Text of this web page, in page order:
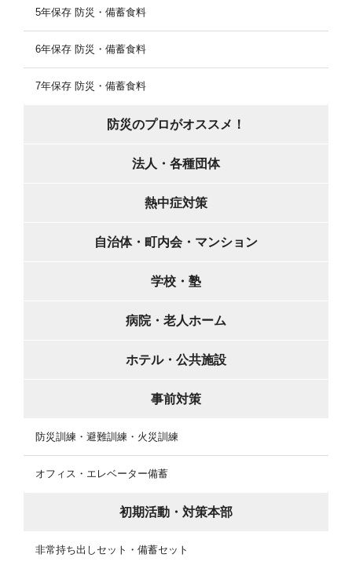
5年保存 防災・備蓄食料
6年保存 防災・備蓄食料
7年保存 防災・備蓄食料
防災のプロがオススメ！
法人・各種団体
熱中症対策
自治体・町内会・マンション
学校・塾
病院・老人ホーム
ホテル・公共施設
事前対策
防災訓練・避難訓練・火災訓練
オフィス・エレベーター備蓄
初期活動・対策本部
非常持ち出しセット・備蓄セット